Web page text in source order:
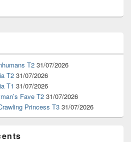
T2 31/07/2026
T2 31/07/2026
T1 31/07/2026
Fave T2 31/07/2026
Princess T3 31/07/2026